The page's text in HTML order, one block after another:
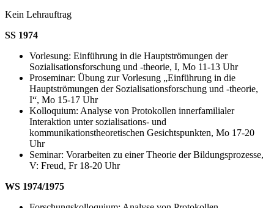
Kein Lehrauftrag
SS 1974
Vorlesung: Einführung in die Hauptströmungen der
Sozialisationsforschung und -theorie, I, Mo 11-13 Uhr
Proseminar: Übung zur Vorlesung „Einführung in die
Hauptströmungen der Sozialisationsforschung und -theorie,
I“, Mo 15-17 Uhr
Kolloquium: Analyse von Protokollen innerfamilialer
Interaktion unter sozialisations- und
kommunikationstheoretischen Gesichtspunkten, Mo 17-20
Uhr
Seminar: Vorarbeiten zu einer Theorie der Bildungsprozesse,
V: Freud, Fr 18-20 Uhr
WS 1974/1975